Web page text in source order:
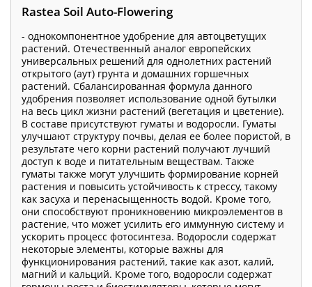
Rastea Soil Auto-Flowering
- однокомпонентное удобрение для автоцветущих
растений. Отечественный аналог европейских
универсальных решений для однолетних растений
открытого (аут) грунта и домашних горшечных
растений. Сбалансированная формула данного
удобрения позволяет использование одной бутылки
на весь цикл жизни растений (вегетация и цветение).
В составе присутствуют гуматы и водоросли. Гуматы
улучшают структуру почвы, делая ее более пористой, в
результате чего корни растений получают лучший
доступ к воде и питательным веществам. Также
гуматы также могут улучшить формирование корней
растения и повысить устойчивость к стрессу, такому
как засуха и перенасыщенность водой. Кроме того,
они способствуют проникновению микроэлементов в
растение, что может усилить его иммунную систему и
ускорить процесс фотосинтеза. Водоросли содержат
некоторые элементы, которые важны для
функционирования растений, такие как азот, калий,
магний и кальций. Кроме того, водоросли содержат